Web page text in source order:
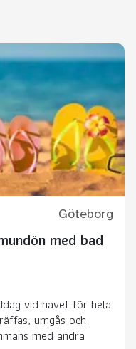
Göteborg
med bad
vid havet för hela
umgås och
med andra